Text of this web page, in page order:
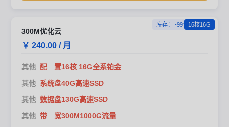
库存： -999 16核16G
300M优化云
￥ 240.00 / 月
其他 配 置16核 16G全系铂金
其他 系统盘40G高速SSD
其他 数据盘130G高速SSD
其他 带 宽300M1000G流量